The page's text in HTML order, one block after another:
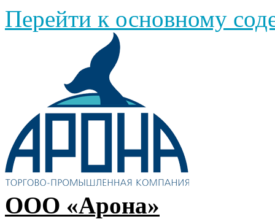
Перейти к основному
ООО «Арона»